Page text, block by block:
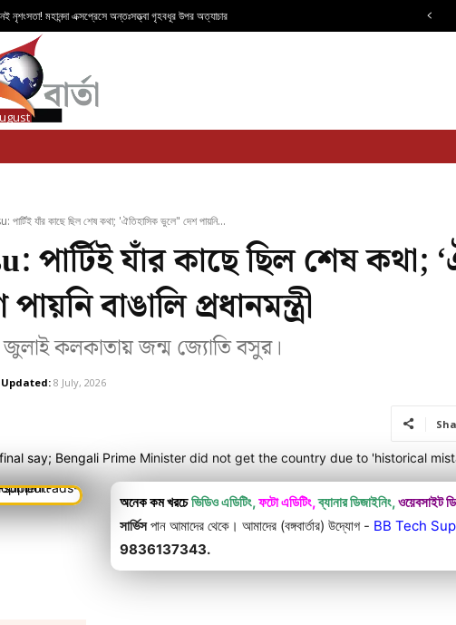
নৃশংসতা! মহানন্দা এক্সপ্রেসে অন্তঃসত্ত্বা গৃহবধূর উপর অত্যাচার
যাঁর কাছে ছিল শেষ কথা; 'ঐতিহাসিক ভুলে" দেশ পায়নি...
পার্টিই যাঁর কাছে ছিল শেষ কথা;
বাঙালি প্রধানমন্ত্রী
কলকাতায় জন্ম জ্যোতি বসুর।
Updated: 8 July, 2026
অনেক কম খরচে ভিডিও এডিটিং,ফটো এডিটিং,ব্যানার ডিজাইনিং,ওয়েবসাইট
সার্ভিসপান আমাদের থেকে। আমাদের (বঙ্গবার্তার) উদ্যোগ - BB Tech
9836137343.